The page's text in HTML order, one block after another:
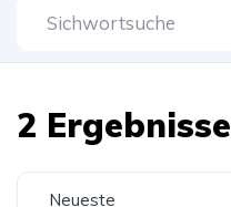
2 Ergebnisse
Neueste